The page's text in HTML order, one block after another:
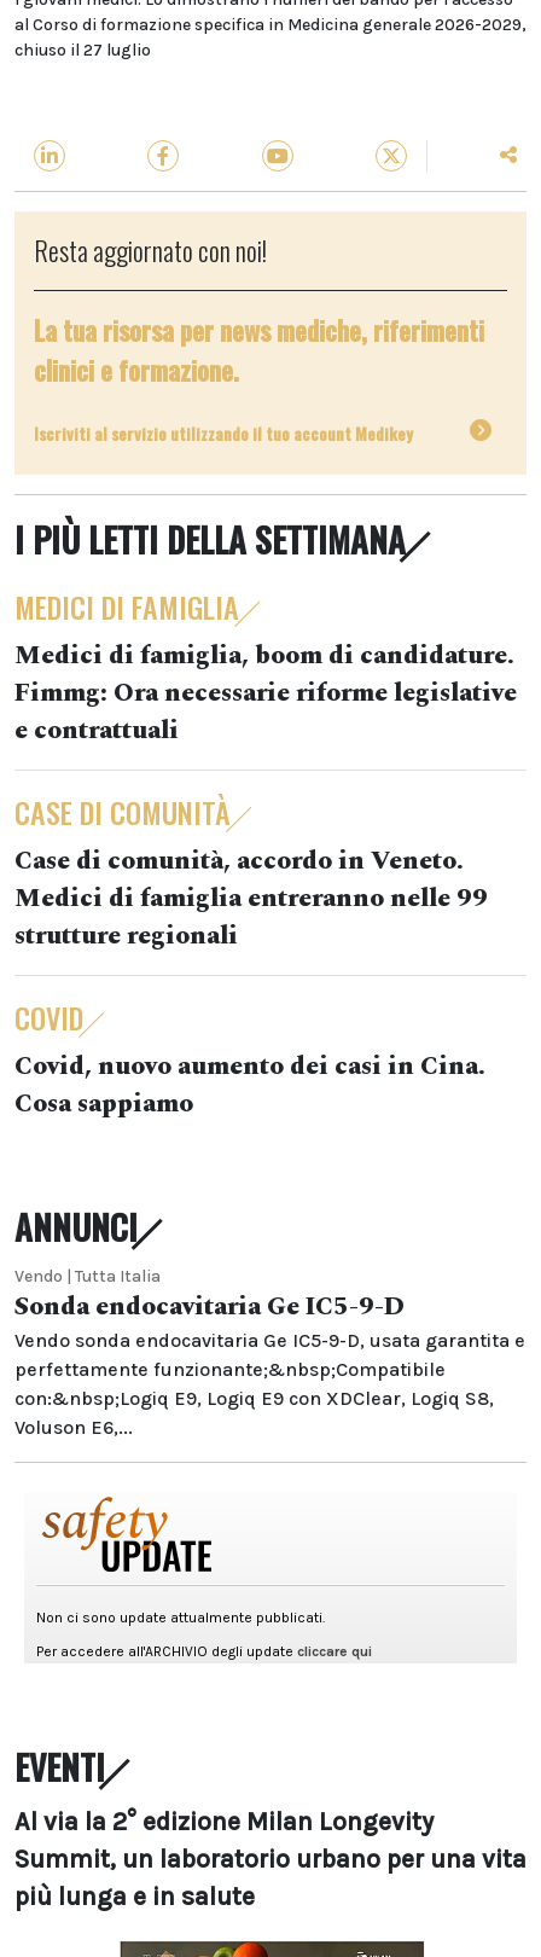
al Corso di formazione specifica in Medicina generale 2026-2029,
chiuso il 27 luglio
Resta aggiornato con noi!
La tua risorsa per news mediche, riferimenti
clinici e formazione.
Iscriviti al servizio utilizzando il tuo account Medikey
I PIÙ LETTI DELLA SETTIMANA
MEDICI DI FAMIGLIA
Medici di famiglia, boom di candidature.
Fimmg: Ora necessarie riforme legislative
e contrattuali
CASE DI COMUNITÀ
Case di comunità, accordo in Veneto.
Medici di famiglia entreranno nelle 99
strutture regionali
COVID
Covid, nuovo aumento dei casi in Cina.
Cosa sappiamo
ANNUNCI
Vendo | Tutta Italia
Sonda endocavitaria Ge IC5-9-D
Vendo sonda endocavitaria Ge IC5-9-D, usata garantita e
perfettamente funzionante;&nbsp;Compatibile
con:&nbsp;Logiq E9, Logiq E9 con XDClear, Logiq S8,
Voluson E6,...
EVENTI
Al via la 2° edizione Milan Longevity
Summit, un laboratorio urbano per una vita
più lunga e in salute